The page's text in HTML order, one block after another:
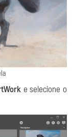
e selecione o